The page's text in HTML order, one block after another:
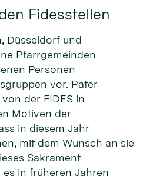
Fidesstellen
Düsseldorf und
Pfarrgemeinden
Personen
vor. Pater
der FIDES in
Motiven der
in diesem Jahr
mit dem Wunsch an sie
Sakrament
es in früheren Jahren